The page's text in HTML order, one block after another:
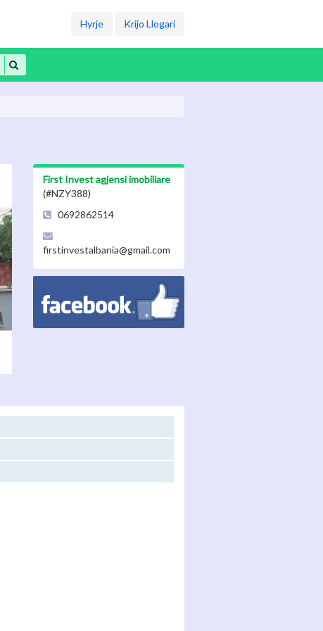
Hyrje Krijo Llogari
First Invest agjensi imobiliare
(#NZY388)
0692862514
firstinvestalbania@gmail.com